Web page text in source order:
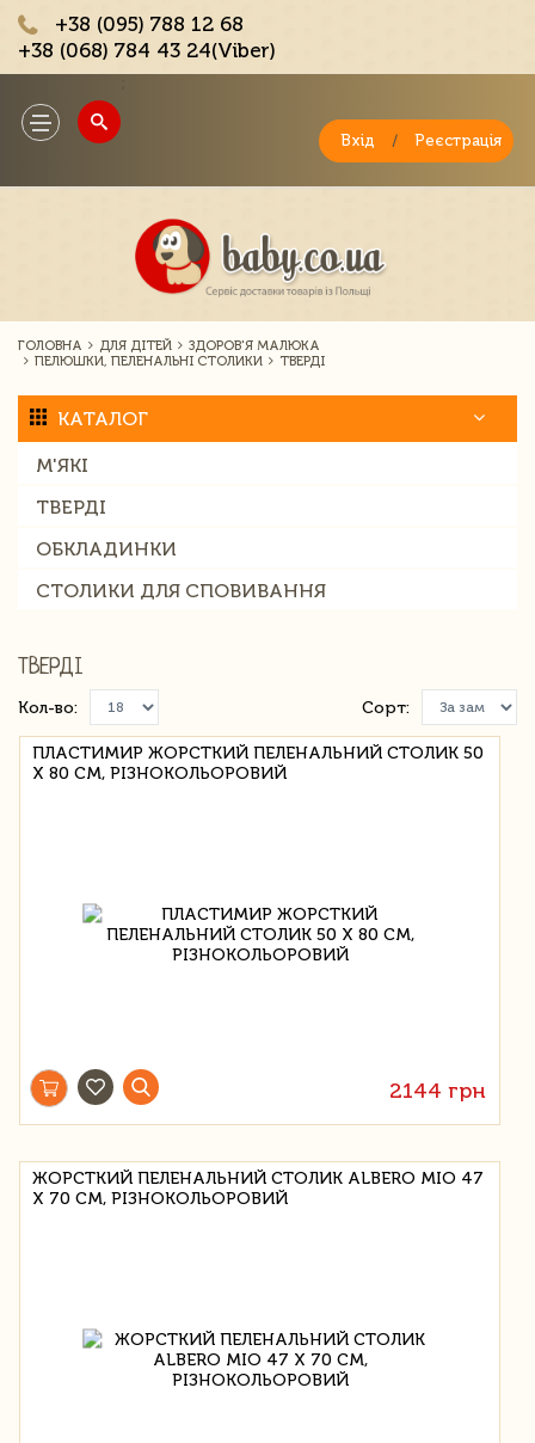
+38 (095) 788 12 68
+38 (068) 784 43 24(Viber)
Toggle
navigation
Вхід / Реєстрація
ГОЛОВНА ДЛЯ ДІТЕЙ
ЗДОРОВ'Я МАЛЮКА
ПЕЛЮШКИ, ПЕЛЕНАЛЬНІ СТОЛИКИ
ТВЕРДІ
КАТАЛОГ
М'ЯКІ
ТВЕРДІ
ОБКЛАДИНКИ
СТОЛИКИ ДЛЯ СПОВИВАННЯ
ТВЕРДІ
Кол-во: Сорт:
ПЛАСТИМИР ЖОРСТКИЙ ПЕЛЕНАЛЬНИЙ СТОЛИК 50
Х 80 СМ, РІЗНОКОЛЬОРОВИЙ
2144 грн
ЖОРСТКИЙ ПЕЛЕНАЛЬНИЙ СТОЛИК ALBERO MIO 47
Х 70 СМ, РІЗНОКОЛЬОРОВИЙ